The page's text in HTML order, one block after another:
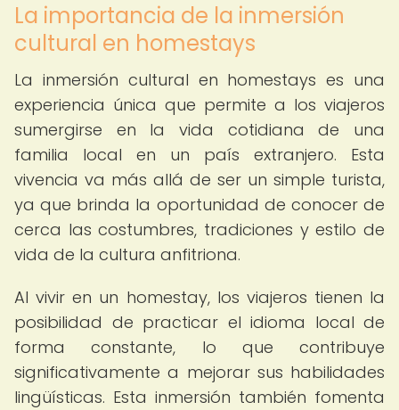
La importancia de la inmersión
cultural en homestays
La inmersión cultural en homestays es una
experiencia única que permite a los viajeros
sumergirse en la vida cotidiana de una
familia local en un país extranjero. Esta
vivencia va más allá de ser un simple turista,
ya que brinda la oportunidad de conocer de
cerca las costumbres, tradiciones y estilo de
vida de la cultura anfitriona.
Al vivir en un homestay, los viajeros tienen la
posibilidad de practicar el idioma local de
forma constante, lo que contribuye
significativamente a mejorar sus habilidades
lingüísticas. Esta inmersión también fomenta